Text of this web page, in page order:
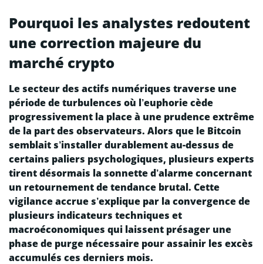
Pourquoi les analystes redoutent
une correction majeure du
marché crypto
Le secteur des actifs numériques traverse une
période de turbulences où l’euphorie cède
progressivement la place à une prudence extrême
de la part des observateurs. Alors que le Bitcoin
semblait s’installer durablement au-dessus de
certains paliers psychologiques, plusieurs experts
tirent désormais la sonnette d’alarme concernant
un retournement de tendance brutal. Cette
vigilance accrue s’explique par la convergence de
plusieurs indicateurs techniques et
macroéconomiques qui laissent présager une
phase de purge nécessaire pour assainir les excès
accumulés ces derniers mois.